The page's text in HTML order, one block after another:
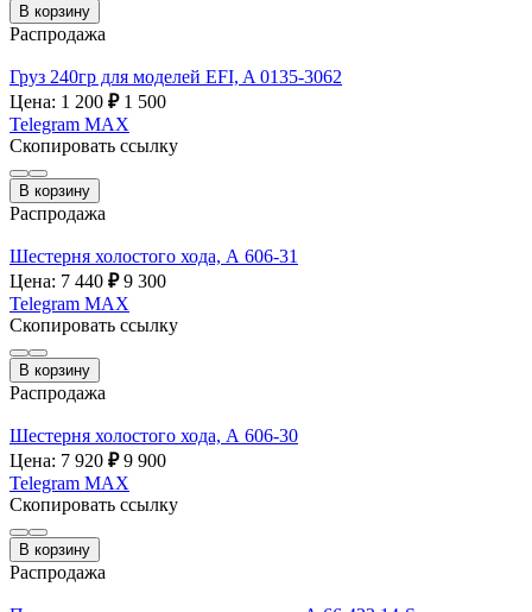
В корзину
Распродажа
Груз 240гр для моделей EFI, A 0135-3062
Цена: 1 200 ₽ 1 500
Telegram MAX
Скопировать ссылку
В корзину
Распродажа
Шестерня холостого хода, А 606-31
Цена: 7 440 ₽ 9 300
Telegram MAX
Скопировать ссылку
В корзину
Распродажа
Шестерня холостого хода, А 606-30
Цена: 7 920 ₽ 9 900
Telegram MAX
Скопировать ссылку
В корзину
Распродажа